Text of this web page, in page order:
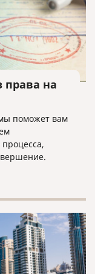
права на
поможет вам